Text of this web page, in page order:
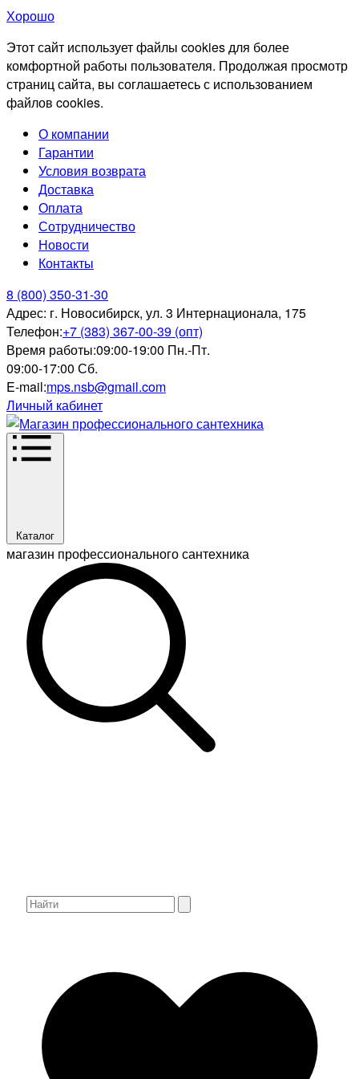
Хорошо
Этот сайт использует файлы cookies для более
комфортной работы пользователя. Продолжая просмотр
страниц сайта, вы соглашаетесь с использованием
файлов cookies.
О компании
Гарантии
Условия возврата
Доставка
Оплата
Сотрудничество
Новости
Контакты
8 (800) 350-31-30
Адрес: г. Новосибирск, ул. 3 Интернационала, 175
Телефон:+7 (383) 367-00-39 (опт)
Время работы:09:00-19:00 Пн.-Пт.
09:00-17:00 Сб.
E-mail:mps.nsb@gmail.com
Личный кабинет
Каталог
магазин профессионального сантехника